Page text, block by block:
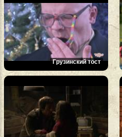
Грузинский тост